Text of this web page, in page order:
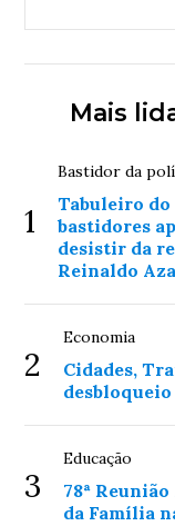
Mais
1
Bastidor da
Tabuleiro do
bastidores
desistir da
Reinaldo
2
Economia
Cidades,
3
Educação
78ª
da Família